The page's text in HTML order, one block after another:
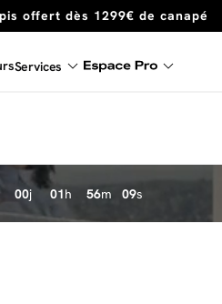
nos prix réduitsjusqu'à -50%!
Services
00j 01h 56m 07s